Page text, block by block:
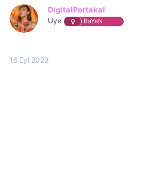
DigitalPortakal
Üye BaYaN
16 Eyl 2023